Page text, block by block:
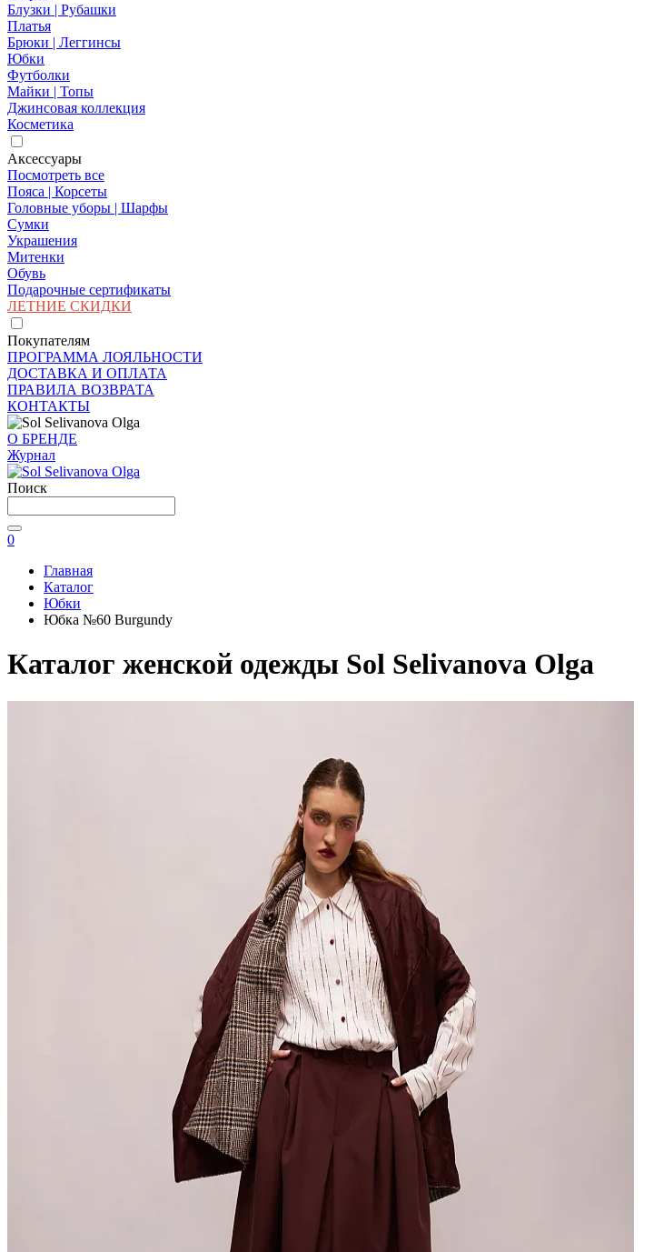
Блузки | Рубашки
Платья
Брюки | Леггинсы
Юбки
Футболки
Майки | Топы
Джинсовая коллекция
Косметика
Аксессуары
Посмотреть все
Пояса | Корсеты
Головные уборы | Шарфы
Сумки
Украшения
Митенки
Обувь
Подарочные сертификаты
ЛЕТНИЕ СКИДКИ
Покупателям
ПРОГРАММА ЛОЯЛЬНОСТИ
ДОСТАВКА И ОПЛАТА
ПРАВИЛА ВОЗВРАТА
КОНТАКТЫ
О БРЕНДЕ
Журнал
Поиск
0
Главная
Каталог
Юбки
Юбка №60 Burgundy
Каталог женской одежды Sol Selivanova Olga